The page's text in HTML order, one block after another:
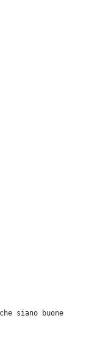
siano buone